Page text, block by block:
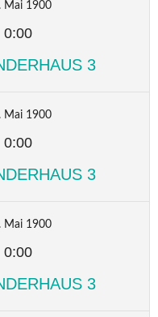
Mai 1900
0:00
3
Mai 1900
0:00
3
Mai 1900
0:00
3